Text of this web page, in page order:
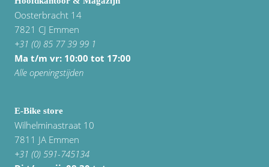
Oosterbracht 14
7821 CJ Emmen
+31 (0) 85 77 39 99 1
Ma t/m vr: 10:00 tot 17:00
Alle openingstijden
E-Bike store
Wilhelminastraat 10
7811 JA Emmen
+31 (0) 591-745134